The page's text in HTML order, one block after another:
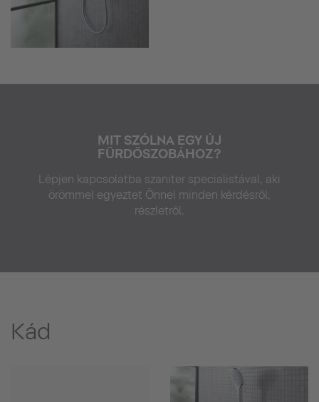
MIT SZÓLNA EGY ÚJ
FÜRDŐSZOBÁHOZ?
Lépjen kapcsolatba szaniter specialistával, aki
örömmel egyeztet Önnel minden kérdésről,
részletről.
Kád